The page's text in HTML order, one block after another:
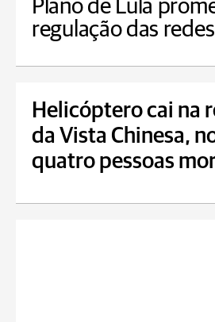
Plano de Lula
regulação das
Helicóptero cai na
da Vista Chinesa,
quatro pessoas